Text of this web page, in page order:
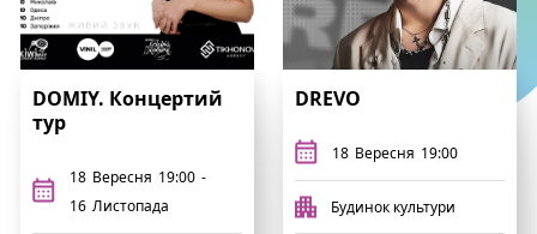
DOMIY. Концертий
тур
18 Вересня 19:00 -
16 Листопада
DREVO
18 Вересня 19:00
Будинок культури